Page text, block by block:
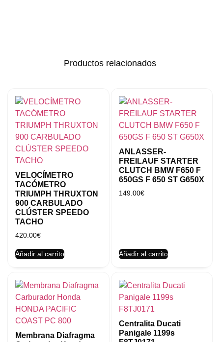
Productos relacionados
VELOCÍMETRO
TACÓMETRO
TRIUMPH THRUXTON
900 CARBULADO
CLÚSTER SPEEDO
TACHO
420.00€
Añadir al carrito
ANLASSER-
FREILAUF STARTER
CLUTCH BMW F650 F
650GS F 650 ST G650X
149.00€
Añadir al carrito
Membrana Diafragma
Centralita Ducati
Panigale 1199s